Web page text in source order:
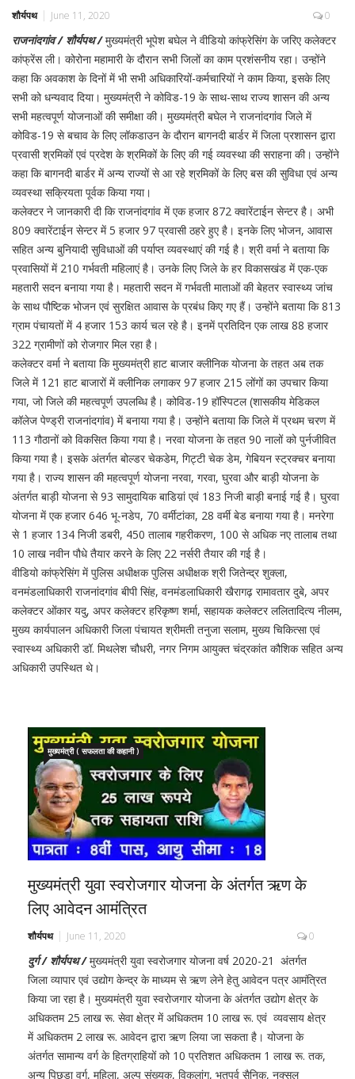
शौर्यपथ June 11, 2020 0
राजनांदगांव / शौर्यपथ /मुख्यमंत्री भूपेश बघेल ने वीडियो कांफ्रेसिंग के जरिए कलेक्टर
कांफ्रेंस ली। कोरोना महामारी के दौरान सभी जिलों का काम प्रशंसनीय रहा। उन्होंने
कहा कि अवकाश के दिनों में भी सभी अधिकारियों-कर्मचारियों ने काम किया, इसके लिए
सभी को धन्यवाद दिया। मुख्यमंत्री ने कोविड-19 के साथ-साथ राज्य शासन की अन्य
सभी महत्वपूर्ण योजनाओं की समीक्षा की। मुख्यमंत्री बघेल ने राजनांदगांव जिले में
कोविड-19 से बचाव के लिए लॉकडाउन के दौरान बागनदी बार्डर में जिला प्रशासन द्वारा
प्रवासी श्रमिकों एवं प्रदेश के श्रमिकों के लिए की गई व्यवस्था की सराहना की। उन्होंने
कहा कि बागनदी बार्डर में अन्य राज्यों से आ रहे श्रमिकों के लिए बस की सुविधा एवं अन्य
व्यवस्था सक्रियता पूर्वक किया गया।
कलेक्टर ने जानकारी दी कि राजनांदगांव में एक हजार 872 क्वारेंटाईन सेन्टर है। अभी
809 क्वारेंटाईन सेन्टर में 5 हजार 97 प्रवासी ठहरे हुए है। इनके लिए भोजन, आवास
सहित अन्य बुनियादी सुविधाओं की पर्याप्त व्यवस्थाएं की गई है। श्री वर्मा ने बताया कि
प्रवासियों में 210 गर्भवती महिलाएं है। उनके लिए जिले के हर विकासखंड में एक-एक
महतारी सदन बनाया गया है। महतारी सदन में गर्भवती माताओं की बेहतर स्वास्थ्य जांच
के साथ पौष्टिक भोजन एवं सुरक्षित आवास के प्रबंध किए गए हैं। उन्होंने बताया कि 813
ग्राम पंचायतों में 4 हजार 153 कार्य चल रहे है। इनमें प्रतिदिन एक लाख 88 हजार
322 ग्रामीणों को रोजगार मिल रहा है।
कलेक्टर वर्मा ने बताया कि मुख्यमंत्री हाट बाजार क्लीनिक योजना के तहत अब तक
जिले में 121 हाट बाजारों में क्लीनिक लगाकर 97 हजार 215 लोंगों का उपचार किया
गया, जो जिले की महत्वपूर्ण उपलब्धि है। कोविड-19 हॉस्पिटल (शासकीय मेडिकल
कॉलेज पेण्ड्री राजनांदगांव) में बनाया गया है। उन्होंने बताया कि जिले में प्रथम चरण में
113 गौठानों को विकसित किया गया है। नरवा योजना के तहत 90 नालों को पुर्नजीवित
किया गया है। इसके अंतर्गत बोल्डर चेकडेम, गिट्टी चेक डेम, गेबियन स्ट्रक्चर बनाया
गया है। राज्य शासन की महत्वपूर्ण योजना नरवा, गरवा, घुरवा और बाड़ी योजना के
अंतर्गत बाड़ी योजना से 93 सामुदायिक बाडिय़ां एवं 183 निजी बाड़ी बनाई गई है। घुरवा
योजना में एक हजार 646 भू-नडेप, 70 वर्मीटांका, 28 वर्मी बेड बनाया गया है। मनरेगा
से 1 हजार 134 निजी डबरी, 450 तालाब गहरीकरण, 100 से अधिक नए तालाब तथा
10 लाख नवीन पौधे तैयार करने के लिए 22 नर्सरी तैयार की गई है।
वीडियो कांफ्रेसिंग में पुलिस अधीक्षक पुलिस अधीक्षक श्री जितेन्द्र शुक्ला,
वनमंडलाधिकारी राजनांदगांव बीपी सिंह, वनमंडलाधिकारी खैरागढ़ रामावतार दुबे, अपर
कलेक्टर ओंकार यदु, अपर कलेक्टर हरिकृष्ण शर्मा, सहायक कलेक्टर ललितादित्य नीलम,
मुख्य कार्यपालन अधिकारी जिला पंचायत श्रीमती तनुजा सलाम, मुख्य चिकित्सा एवं
स्वास्थ्य अधिकारी डॉ. मिथलेश चौधरी, नगर निगम आयुक्त चंद्रकांत कौशिक सहित अन्य
अधिकारी उपस्थित थे।
मुख्यमंत्री ( सफलता की कहानी )
मुख्यमंत्री युवा स्वरोजगार योजना के अंतर्गत ऋण के
लिए आवेदन आमंत्रित
शौर्यपथ June 11, 2020 0
दुर्ग / शौर्यपथ /मुख्यमंत्री युवा स्वरोजगार योजना वर्ष 2020-21 अंतर्गत
जिला व्यापार एवं उद्योग केन्द्र के माध्यम से ऋण लेने हेतु आवेदन पत्र आमंत्रित
किया जा रहा है। मुख्यमंत्री युवा स्वरोजगार योजना के अंतर्गत उद्योग क्षेत्र के
अधिकतम 25 लाख रू. सेवा क्षेत्र में अधिकतम 10 लाख रू. एवं व्यवसाय क्षेत्र
में अधिकतम 2 लाख रू. आवेदन द्वारा ऋण लिया जा सकता है। योजना के
अंतर्गत सामान्य वर्ग के हितग्राहियों को 10 प्रतिशत अधिकतम 1 लाख रू. तक,
अन्य पिछडा वर्ग, महिला, अल्प संख्यक, विकलांग, भूतपूर्व सैनिक, नक्सल